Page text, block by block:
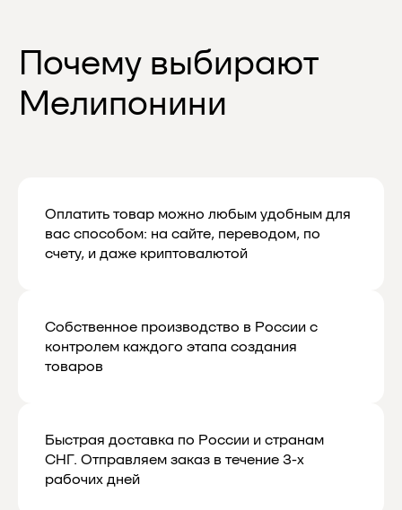
Оплатить товар можно любым удобным для
вас способом: на сайте, переводом, по
счету, и даже криптовалютой
Собственное производство в России с
контролем каждого этапа создания
товаров
Быстрая доставка по России и странам
СНГ. Отправляем заказ в течение 3-х
рабочих дней
и узнавайте
первыми о скидках
и новинках
Даю согласие на получение рекламной
и маркетинговой рассылки